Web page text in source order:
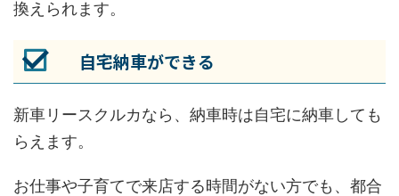
換えられます。
自宅納車ができる
新車リースクルカなら、納車時は自宅に納車しても
らえます。
お仕事や子育てで来店する時間がない方でも、都合